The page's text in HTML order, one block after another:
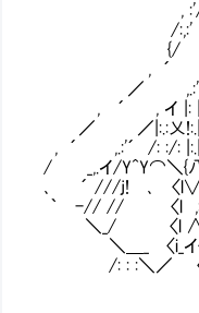
, :'/7^乂＿ﾉ: : ∨:
/:,:' _,.-､_T:|: |
{/ r-:/-|: Ⅵ:＼､:
, ´ /:{:/ |: |: :
／ ,.:': ＝≠={从＿}
, ´ , イ |: |: :|
／ ／|:.:乂!:.|: :|
, ´ ,.:'´ /: :/:
/ _,.イ/Y^Y⌒＼{
､ ´ ///j! ､ 〈l∨:＼}
｀ -// // 〈l ,: :
＼_/ 〈l ∧: :!
＼＿_ 〈i_イ
/: : :＼／ 〈: